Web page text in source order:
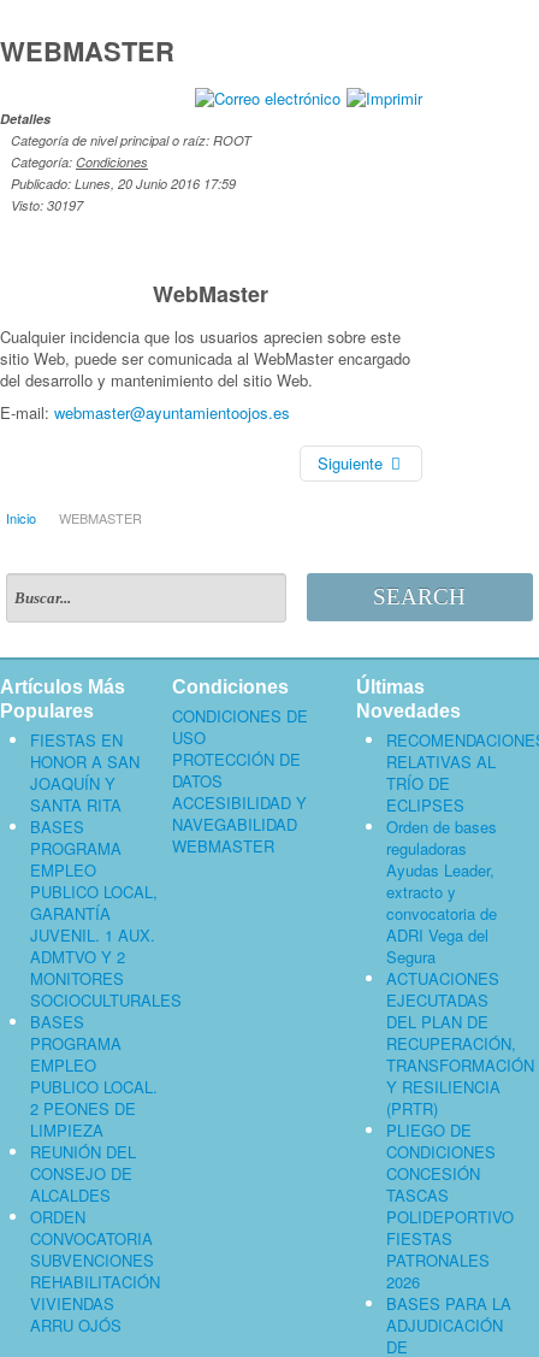
WEBMASTER
Detalles
Categoría de nivel principal o raíz: ROOT
Categoría: Condiciones
Publicado: Lunes, 20 Junio 2016 17:59
Visto: 30197
WebMaster
Cualquier incidencia que los usuarios aprecien sobre este
sitio Web, puede ser comunicada al WebMaster encargado
del desarrollo y mantenimiento del sitio Web.
E-mail: webmaster@ayuntamientoojos.es
Siguiente
Inicio WEBMASTER
SEARCH
Artículos Más
Populares
FIESTAS EN
HONOR A SAN
JOAQUÍN Y
SANTA RITA
BASES
PROGRAMA
EMPLEO
PUBLICO LOCAL,
GARANTÍA
JUVENIL. 1 AUX.
ADMTVO Y 2
MONITORES
SOCIOCULTURALES
BASES
PROGRAMA
EMPLEO
PUBLICO LOCAL.
2 PEONES DE
LIMPIEZA
REUNIÓN DEL
CONSEJO DE
ALCALDES
ORDEN
CONVOCATORIA
SUBVENCIONES
REHABILITACIÓN
VIVIENDAS
ARRU OJÓS
Condiciones
CONDICIONES DE
USO
PROTECCIÓN DE
DATOS
ACCESIBILIDAD Y
NAVEGABILIDAD
WEBMASTER
Últimas
Novedades
RELATIVAS AL
TRÍO DE
ECLIPSES
Orden de bases
reguladoras
Ayudas Leader,
extracto y
convocatoria de
ADRI Vega del
Segura
ACTUACIONES
EJECUTADAS
DEL PLAN DE
RECUPERACIÓN,
TRANSFORMACIÓN
Y RESILIENCIA
(PRTR)
PLIEGO DE
CONDICIONES
CONCESIÓN
TASCAS
POLIDEPORTIVO
FIESTAS
PATRONALES
2026
BASES PARA LA
ADJUDICACIÓN
DE